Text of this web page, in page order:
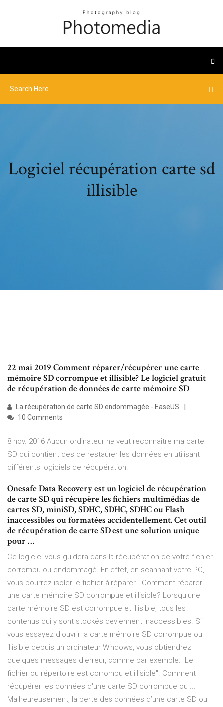
Logiciel récupération carte sd
illisible
22 mai 2019 Comment réparer/récupérer une carte
mémoire SD corrompue et illisible? Le logiciel gratuit
de récupération de données de carte mémoire SD
La récupération de carte SD endommagée - EaseUS
10 Comments
8 nov. 2016 Aucun ordinateur ne veut reconnaître ma carte
SD qui contient des de restaurer les données en utilisant
différents logiciels de récupération.
Onesafe Data Recovery est un logiciel de récupération
de carte SD qui récupère les fichiers multimédias de
cartes SD, miniSD, SDHC, SDHC, SDHC ou Flash
inaccessibles ou formatées accidentellement. Cet outil
de récupération de carte SD est une solution unique
pour …
Ce logiciel vous guidera dans la récupération de votre fichier
corrompu ou endommagé. En effet, en scannant votre PC,
vous pourrez isoler le fichier à réparer . Comment réparer
une carte mémoire SD corrompue et illisible? Lorsqu'une
carte mémoire SD est corrompue et illisible, tous les
contenus qui y sont stockés deviennent inaccessibles. Si
vous essayez d'ouvrir la carte mémoire SD corrompue ou
illisible depuis un ordinateur Windows, vous obtiendrez
quelques messages d'erreur, comme par exemple: "Le
fichier ou répertoire est corrompu et illisible". Comment
récupérer les données d'une carte SD corrompue ou ...
Malheureusement, la perte des données d’une carte SD ou